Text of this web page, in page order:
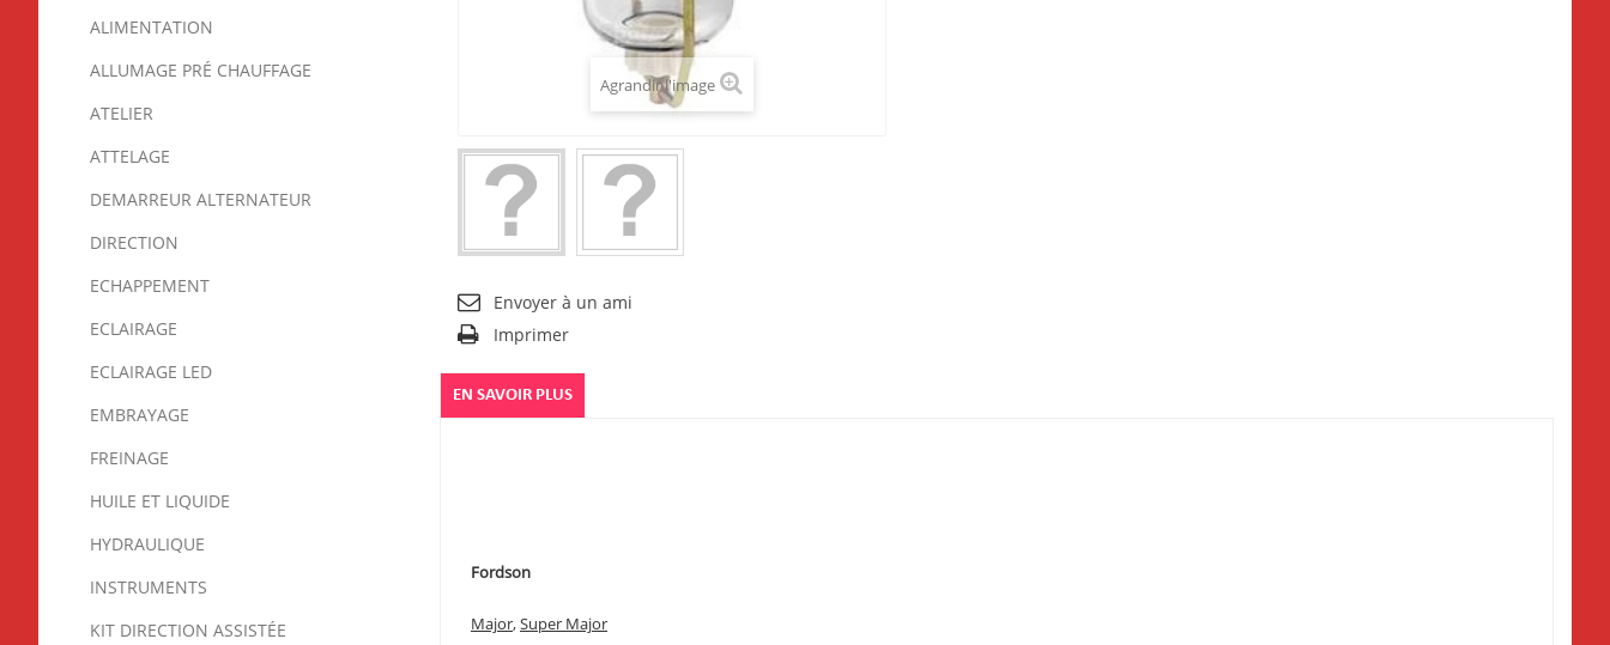
ALIMENTATION
ALLUMAGE PRÉ CHAUFFAGE
ATELIER
ATTELAGE
DEMARREUR ALTERNATEUR
DIRECTION
ECHAPPEMENT
ECLAIRAGE
ECLAIRAGE LED
EMBRAYAGE
FREINAGE
HUILE ET LIQUIDE
HYDRAULIQUE
INSTRUMENTS
KIT DIRECTION ASSISTÉE
Agrandir l'image
Envoyer à un ami
Imprimer
EN SAVOIR PLUS
Fordson
Major,Super Major